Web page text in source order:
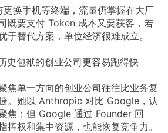
更换手机等终端，流量仍掌握在大厂
既要支付 Token 成本又要获客，若
于替代方案，单位经济很难成立。
史包袱的创业公司更容易跑得快
焦单一方向的创业公司往往比业务复
。她以 Anthropic 对比 Google，认
焦；但 Google 通过 Founder 回
挥权和集中资源，也能恢复竞争力。